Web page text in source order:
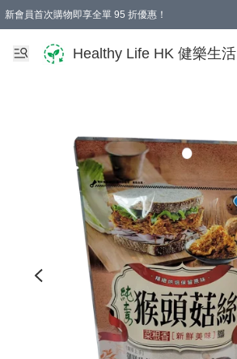
新會員首次購物即享全單 95 折優惠！
Healthy Life HK 健樂生活